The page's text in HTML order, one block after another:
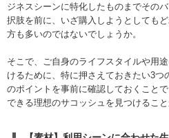
ジネスシーンに特化したものまでその
択肢を前に、いざ購入しようとしても
方も多いのではないでしょうか。
そこで、ご自身のライフスタイルや用
けるために、特に押さえておきたい3つ
のポイントを事前に確認しておくこと
できる理想のサコッシュを見つけること